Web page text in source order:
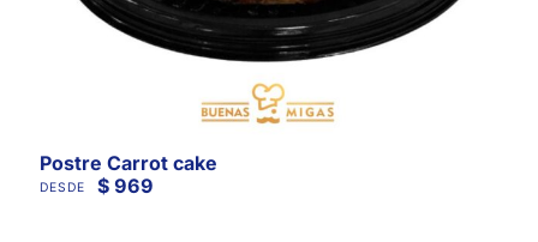
Postre Carrot cake
DESDE $969